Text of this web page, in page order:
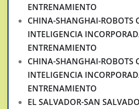
ENTRENAMIENTO
CHINA-SHANGHAI-ROBOTS
INTELIGENCIA
ENTRENAMIENTO
CHINA-SHANGHAI-ROBOTS
INTELIGENCIA
ENTRENAMIENTO
EL SALVADOR-SAN